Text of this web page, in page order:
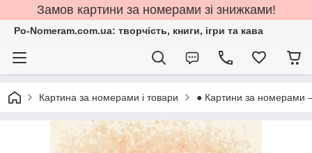
Замов картини за номерами зі знижками!
Po-Nomeram.com.ua: творчість, книги, ігри та кава
Картина за номерами і товари ● Картини за номерами